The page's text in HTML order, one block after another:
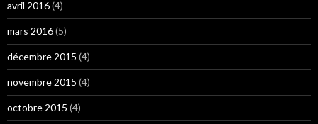
avril 2016(4)
mars 2016(5)
décembre 2015 (4)
novembre 2015 (4)
octobre 2015 (4)